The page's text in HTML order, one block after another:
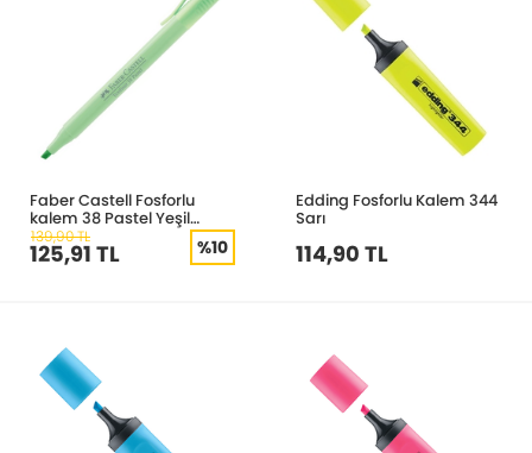
Faber Castell Fosforlu
kalem 38 Pastel Yeşil
5030158115000
139,90 TL
125,91 TL %10
Edding Fosforlu Kalem 344
Sarı
114,90 TL